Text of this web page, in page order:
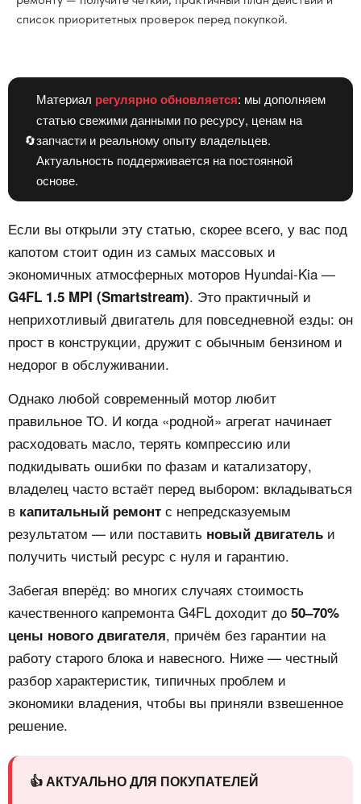
список приоритетных проверок перед покупкой.
🔄
Материал регулярно обновляется: мы дополняем
статью свежими данными по ресурсу, ценам на
запчасти и реальному опыту владельцев.
Актуальность поддерживается на постоянной
основе.
Если вы открыли эту статью, скорее всего, у вас под
капотом стоит один из самых массовых и
экономичных атмосферных моторов Hyundai-Kia —
G4FL 1.5 MPI (Smartstream). Это практичный и
неприхотливый двигатель для повседневной езды: он
прост в конструкции, дружит с обычным бензином и
недорог в обслуживании.
Однако любой современный мотор любит
правильное ТО. И когда «родной» агрегат начинает
расходовать масло, терять компрессию или
подкидывать ошибки по фазам и катализатору,
владелец часто встаёт перед выбором: вкладываться
в капитальный ремонт с непредсказуемым
результатом — или поставить новый двигатель и
получить чистый ресурс с нуля и гарантию.
Забегая вперёд: во многих случаях стоимость
качественного капремонта G4FL доходит до 50–70%
цены нового двигателя, причём без гарантии на
работу старого блока и навесного. Ниже — честный
разбор характеристик, типичных проблем и
экономики владения, чтобы вы приняли взвешенное
решение.
👍 АКТУАЛЬНО ДЛЯ ПОКУПАТЕЛЕЙ